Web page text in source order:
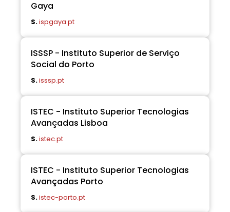
Gaya
S.ispgaya.pt
ISSSP - Instituto Superior de Serviço
Social do Porto
S.isssp.pt
ISTEC - Instituto Superior Tecnologias
Avançadas Lisboa
S.istec.pt
ISTEC - Instituto Superior Tecnologias
Avançadas Porto
S.istec-porto.pt